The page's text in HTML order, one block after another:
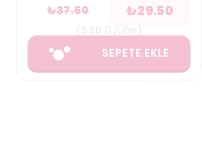
₺37.50 ₺29.50
SEPETE EKLE